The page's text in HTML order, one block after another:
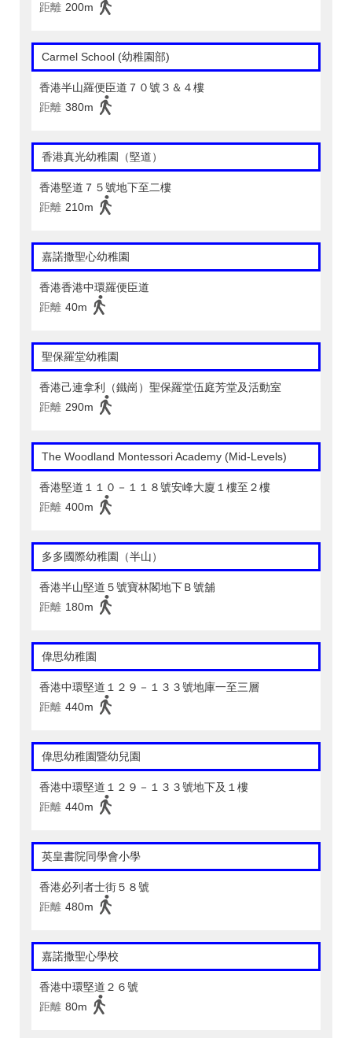
距離 200m
Carmel School (幼稚園部)
香港半山羅便臣道７０號３＆４樓
距離 380m
香港真光幼稚園（堅道）
香港堅道７５號地下至二樓
距離 210m
嘉諾撒聖心幼稚園
香港香港中環羅便臣道
距離 40m
聖保羅堂幼稚園
香港己連拿利（鐵崗）聖保羅堂伍庭芳堂及活動室
距離 290m
The Woodland Montessori Academy (Mid-Levels)
香港堅道１１０－１１８號安峰大廈１樓至２樓
距離 400m
多多國際幼稚園（半山）
香港半山堅道５號寶林閣地下Ｂ號舖
距離 180m
偉思幼稚園
香港中環堅道１２９－１３３號地庫一至三層
距離 440m
偉思幼稚園暨幼兒園
香港中環堅道１２９－１３３號地下及１樓
距離 440m
英皇書院同學會小學
香港必列者士街５８號
距離 480m
嘉諾撒聖心學校
香港中環堅道２６號
距離 80m